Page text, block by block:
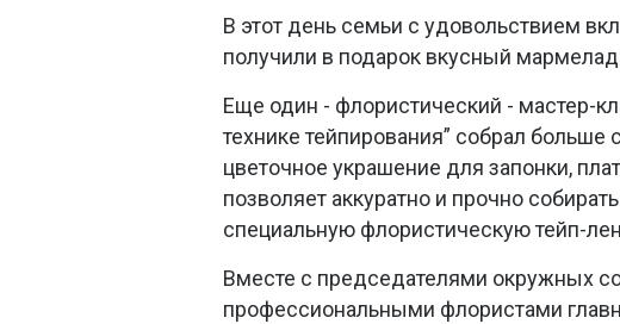
В этот день семьи с удовольствием
получили в подарок вкусный
Еще один - флористический - мастер-
технике тейпирования” собрал больше
цветочное украшение для запонки,
позволяет аккуратно и прочно
специальную флористическую тейп-
Вместе с председателями окружных
профессиональными флористами